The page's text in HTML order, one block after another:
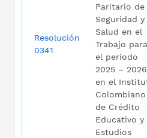
Resolución
0341
Paritario de
Seguridad y
Salud en el
Trabajo para
el periodo
2025 – 2026
en el
Colombiano
de Crédito
Educativo y
Estudios